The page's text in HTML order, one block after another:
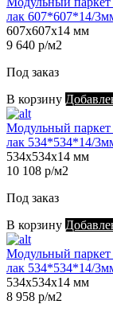
лак 607*607*14/
607х607х14 мм
9 640 р/м2
Под заказ
В корзину
Модульный
лак 534*534*14/
534х534х14 мм
10 108 р/м2
Под заказ
В корзину
Модульный
лак 534*534*14/
534х534х14 мм
8 958 р/м2